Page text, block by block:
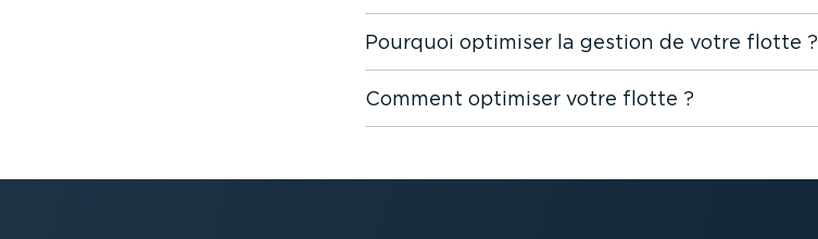
Pourquoi optimiser la gestion de votre flotte ?
Comment optimiser votre flotte ?